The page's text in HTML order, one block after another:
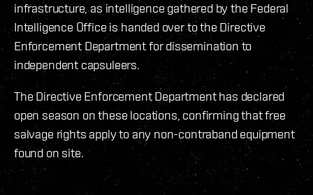
infrastructure, as intelligence gathered by the Federal
Intelligence Office is handed over to the Directive
Enforcement Department for dissemination to
independent capsuleers.
The Directive Enforcement Department has declared
open season on these locations, confirming that free
salvage rights apply to any non-contraband equipment
found on site.